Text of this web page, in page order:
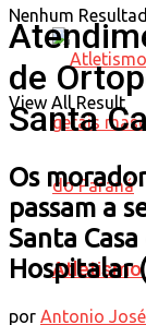
Atletismo
Nenhum
View All Result
de
Santa
Os
passam a
Santa
Hospitalar
por Antonio José